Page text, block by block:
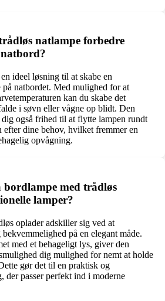
natlampe forbedre
ideel løsning til at skabe en
natbordet. Med mulighed for at
kan du skabe det
i søvn eller vågne op blidt. Den
også frihed til at flytte lampen rundt
efter dine behov, hvilket fremmer en
opvågning.
med trådløs
lamper?
oplader adskiller sig ved at
på en elegant måde.
med et behageligt lys, giver den
dig mulighed for nemt at holde
gør det til en praktisk og
der passer perfekt ind i moderne